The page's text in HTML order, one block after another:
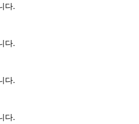
다.
다.
다.
다.